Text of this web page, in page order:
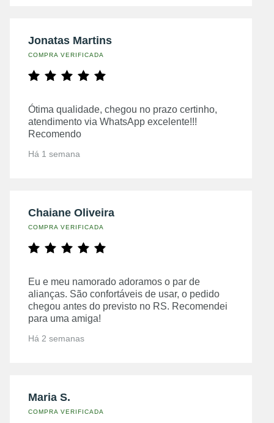
Jonatas Martins
COMPRA VERIFICADA
Ótima qualidade, chegou no prazo certinho,
atendimento via WhatsApp excelente!!!
Recomendo
Há 1 semana
Chaiane Oliveira
COMPRA VERIFICADA
Eu e meu namorado adoramos o par de
alianças. São confortáveis de usar, o pedido
chegou antes do previsto no RS. Recomendei
para uma amiga!
Há 2 semanas
Maria S.
COMPRA VERIFICADA